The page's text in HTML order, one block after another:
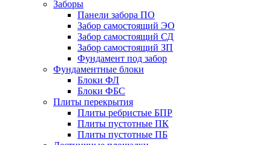
Заборы
Панели забора ПО
Забор самостоящий ЭО
Забор самостоящий СД
Забор самостоящий ЗП
Фyндамент под забор
Фундаментные блоки
Блоки ФЛ
Блоки ФБС
Плиты перекрытия
Плиты ребристые БПР
Плиты пустотные ПК
Плиты пустотные ПБ